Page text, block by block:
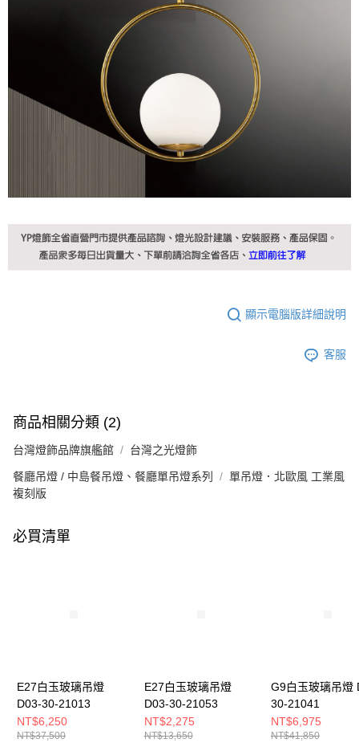
顯示電腦版詳細說明
客服
商品相關分類 (2)
台灣燈飾品牌旗艦館 台灣之光燈飾
餐廳吊燈 / 中島餐吊燈、餐廳單吊燈系列
單吊燈．北歐風 工業風
複刻版
必買清單
E27白玉玻璃吊燈
D03-30-21013
NT$6,250
NT$37,500
E27白玉玻璃吊燈
D03-30-21053
NT$2,275
NT$13,650
G9白玉玻璃吊燈
30-21041
NT$6,975
NT$41,850